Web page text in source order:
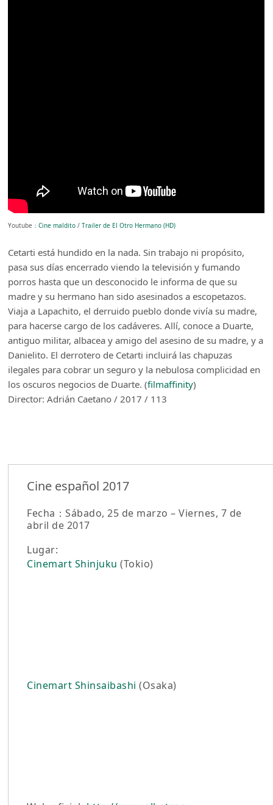
Youtube：Cine maldito /Trailer de El Otro Hermano (HD)
Cetarti está hundido en la nada. Sin trabajo ni propósito,
pasa sus días encerrado viendo la televisión y fumando
porros hasta que un desconocido le informa de que su
madre y su hermano han sido asesinados a escopetazos.
Viaja a Lapachito, el derruido pueblo donde vivía su madre,
para hacerse cargo de los cadáveres. Allí, conoce a Duarte,
antiguo militar, albacea y amigo del asesino de su madre, y a
Danielito. El derrotero de Cetarti incluirá las chapuzas
ilegales para cobrar un seguro y la nebulosa complicidad en
los oscuros negocios de Duarte. (filmaffinity)
Director: Adrián Caetano / 2017 / 113
Cine español 2017
Fecha：Sábado, 25 de marzo – Viernes, 7 de
abril de 2017
Lugar:
Cinemart Shinjuku (Tokio)
Cinemart Shinsaibashi (Osaka)